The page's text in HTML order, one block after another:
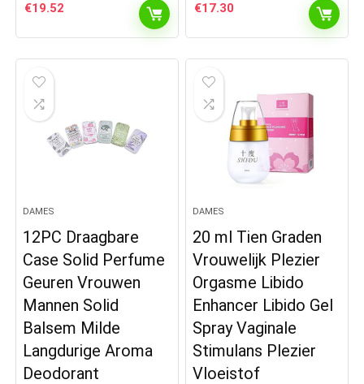
€19.52 €17.30
DAMES
12PC Draagbare
Case Solid Perfume
Geuren Vrouwen
Mannen Solid
Balsem Milde
Langdurige Aroma
Deodorant
DAMES
20 ml Tien Graden
Vrouwelijk Plezier
Orgasme Libido
Enhancer Libido Gel
Spray Vaginale
Stimulans Plezier
Vloeistof